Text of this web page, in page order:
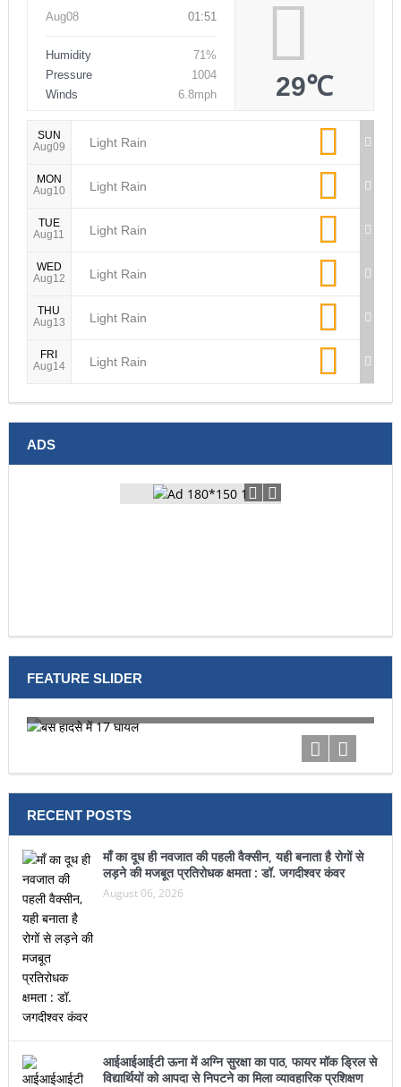
Aug08 01:51
Humidity
71%
Pressure
1004
Winds
6.8mph 29℃
SUN
Aug09
Light Rain
MON
Aug10
Light Rain
TUE
Aug11
Light Rain
WED
Aug12
Light Rain
THU
Aug13
Light Rain
FRI
Aug14
Light Rain
ADS
FEATURE SLIDER
RECENT POSTS
माँ का दूध ही नवजात की पहली वैक्सीन, यही बनाता है रोगों से
लड़ने की मजबूत प्रतिरोधक क्षमता : डॉ. जगदीश्वर कंवर
August 06, 2026
आईआईआईटी ऊना में अग्नि सुरक्षा का पाठ, फायर मॉक ड्रिल से
विद्यार्थियों को आपदा से निपटने का मिला व्यावहारिक प्रशिक्षण